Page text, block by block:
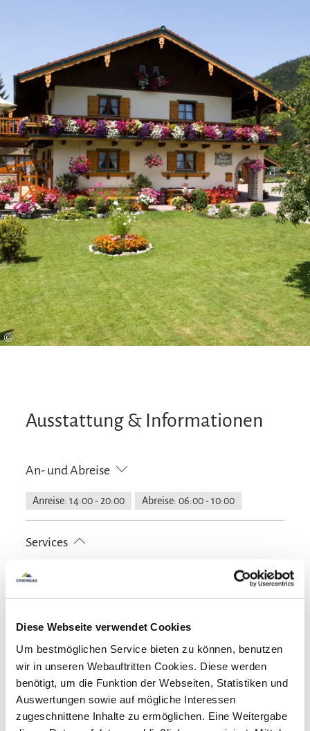
Diese Webseite verwendet Cookies
Um bestmöglichen Service bieten zu können, benutzen
wir in unseren Webauftritten Cookies. Diese werden
benötigt, um die Funktion der Webseiten, Statistiken und
Auswertungen sowie auf mögliche Interessen
zugeschnittene Inhalte zu ermöglichen. Eine Weitergabe
©
Ausstattung & Informationen
An- und Abreise
Anreise: 14:00 - 20:00 Abreise: 06:00 - 10:00
Services
kostenloser Parkplatz
Zahlungsoptionen vor Ort
Aktivitäten
Fahrradtouren Radfahren
Skifahren
Touren zu Fuß
Wandern
Richtlinien
Haustiere nicht erlaubt
Kinder willkommen
Nichtraucherunterkunft (Alle öffentlichen und privaten
Familienangebote